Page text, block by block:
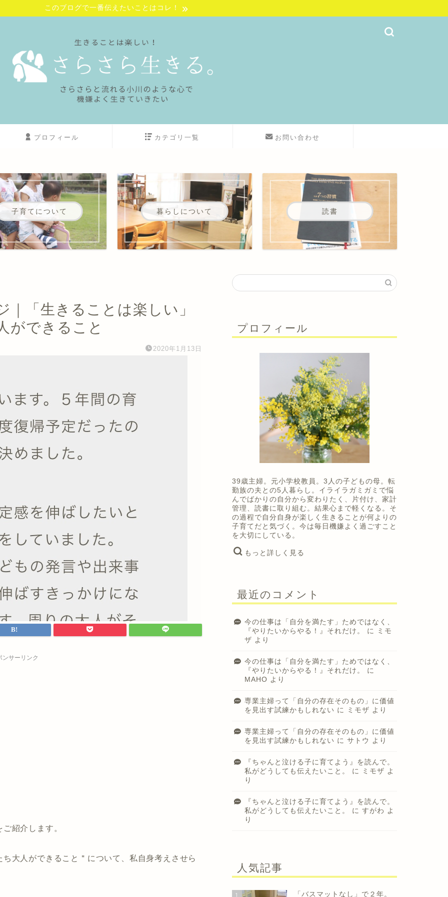
このブログで一番伝えたいことはコレ！
プロフィール カテゴリ一覧 お問い合わせ
子育てについて 暮らしについて 読書
「生きることは楽しい」
ができること
2020年1月13日
ンサーリンク
紹介します。
大人ができること＂について、私自身考えさせら
プロフィール
39歳主婦。元小学校教員。3人の子どもの母。転
勤族の夫との5人暮らし。イライラガミガミで悩
んでばかりの自分から変わりたく、片付け、家計
管理、読書に取り組む。結果心まで軽くなる。そ
の過程で自分自身が楽しく生きることが何よりの
子育てだと気づく。今は毎日機嫌よく過ごすこと
を大切にしている。
もっと詳しく見る
最近のコメント
今の仕事は「自分を満たす」ためではなく、
『やりたいからやる！』それだけ。
に
ミモ
ザ より
今の仕事は「自分を満たす」ためではなく、
『やりたいからやる！』それだけ。
に
MAHO より
専業主婦って「自分の存在そのもの」に価値
を見出す試練かもしれない に ミモザ より
専業主婦って「自分の存在そのもの」に価値
を見出す試練かもしれない に サトウ より
『ちゃんと泣ける子に育てよう』を読んで。
私がどうしても伝えたいこと。
に ミモザ よ
り
『ちゃんと泣ける子に育てよう』を読んで。
私がどうしても伝えたいこと。
に すがわ よ
り
人気記事
1
「バスマットなし」で２年。